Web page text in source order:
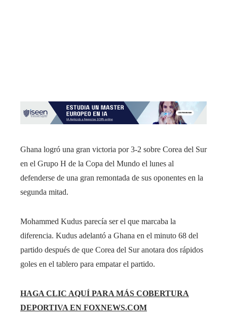
Ghana logró una gran victoria por 3-2 sobre Corea del Sur
en el Grupo H de la Copa del Mundo el lunes al
defenderse de una gran remontada de sus oponentes en la
segunda mitad.
Mohammed Kudus parecía ser el que marcaba la
diferencia. Kudus adelantó a Ghana en el minuto 68 del
partido después de que Corea del Sur anotara dos rápidos
goles en el tablero para empatar el partido.
HAGA CLIC AQUÍ PARA MÁS COBERTURA
DEPORTIVA EN FOXNEWS.COM